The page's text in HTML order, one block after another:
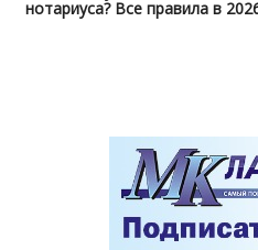
нотариуса? Все правила в